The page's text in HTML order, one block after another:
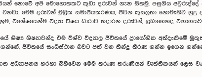
නොවේ අපි මොහොතකට කුඩා දරුවන් ගැන සිතමු. පසුගිය අවුරුද්දේ
මෙම දරුවන් මූලික සමාජීයකරණය, ජීවන කුසලතා නොමැතිව
විශේෂයෙන්ම විද්‍යා විෂය ධාරාව හදාරන දරුවන්, ලබාගෙනද
ශිෂ්‍ය ශිෂ්‍යාවන්ද එම විශ්ව විද්‍යාල ජීවිතයේ ප්‍රායෝගික
ජීවිතයේ සංධිස්ථාන බවට පත් වන තීන්දු තීරණ ගන්න ඉගෙන
අධ්‍යාපනය හරහා බිහිවෙන මෙම තරුණ තරුණියන් වෘත්තිකයන් ලෙස